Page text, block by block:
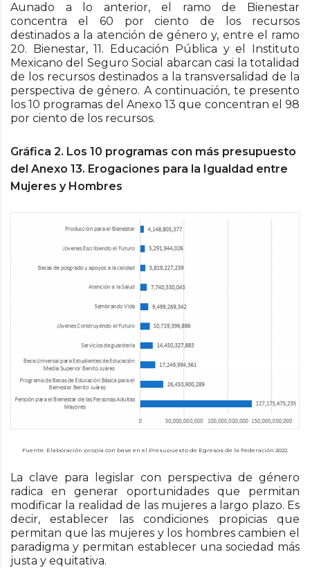
Aunado a lo anterior, el ramo de Bienestar
concentra el 60 por ciento de los recursos
destinados a la atención de género y, entre el ramo
20. Bienestar, 11. Educación Pública y el Instituto
Mexicano del Seguro Social abarcan casi la totalidad
de los recursos destinados a la transversalidad de la
perspectiva de género. A continuación, te presento
los 10 programas del Anexo 13 que concentran el 98
por ciento de los recursos.
Gráfica 2. Los 10 programas con más presupuesto
del Anexo 13. Erogaciones para la Igualdad entre
Mujeres y Hombres
Fuente: Elaboración propia con base en el Presupuesto de Egresos de la Federación 2022.
La clave para legislar con perspectiva de género
radica en generar oportunidades que permitan
modificar la realidad de las mujeres a largo plazo. Es
decir, establecer las condiciones propicias que
permitan que las mujeres y los hombres cambien el
paradigma y permitan establecer una sociedad más
justa y equitativa.